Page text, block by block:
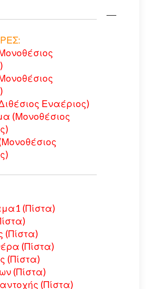
Εναέριος)
(Μονοθέσιος
(Πίστα)
(Πίστα)
(Πίστα)
(Πίστα)
(Πίστα)
(Πίστα)